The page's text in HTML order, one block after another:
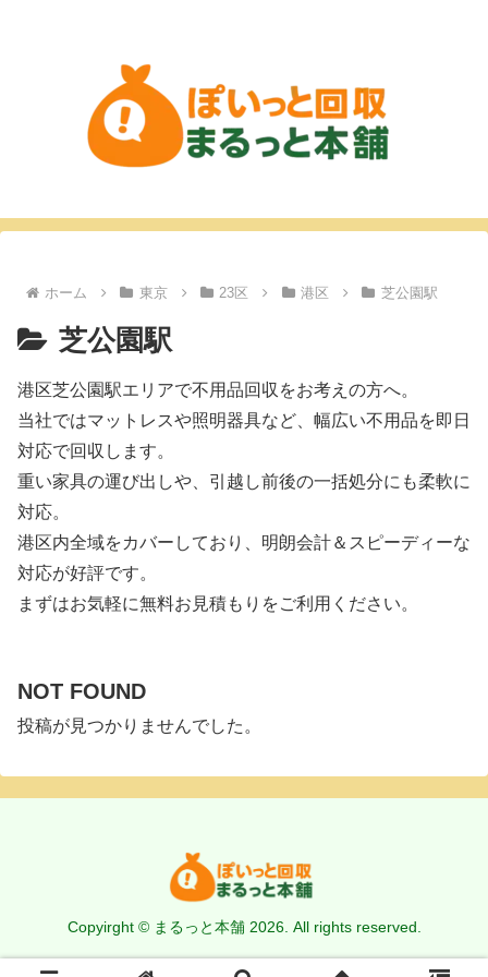
ホーム 東京 23区 港区 芝公園駅
芝公園駅
港区芝公園駅エリアで不用品回収をお考えの方へ。
当社ではマットレスや照明器具など、幅広い不用品を即日
対応で回収します。
重い家具の運び出しや、引越し前後の一括処分にも柔軟に
対応。
港区内全域をカバーしており、明朗会計＆スピーディーな
対応が好評です。
まずはお気軽に無料お見積もりをご利用ください。
NOT FOUND
投稿が見つかりませんでした。
Copyirght © まるっと本舗 2026. All rights reserved.